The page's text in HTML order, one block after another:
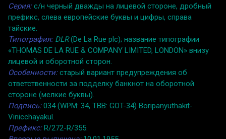
Серия:с/н черный дважды на лицевой стороне, дробный
префикс, слева европейские буквы и цифры, справа
тайские.
Типография: DLR(De La Rue plc); название типографии
«THOMAS DE LA RUE & COMPANY LIMITED, LONDON» внизу
лицевой и оборотной сторон.
Особенности:старый вариант предупреждения об
ответственности за подделку банкнот на оборотной
стороне (мелкие буквы).
Подпись:034 (WPM: 34, TBB: GOT-34) Boripanyuthakit-
Vinicchayakul.
Префикс:R/272-R/355.